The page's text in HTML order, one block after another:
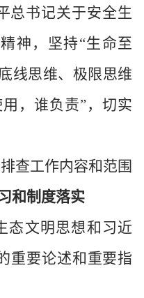
总书记关于安全生
神，坚持“生命至
线思维、极限思维
，谁负责”，切实
查工作内容和范围
和制度落实
态文明思想和习近
重要论述和重要指